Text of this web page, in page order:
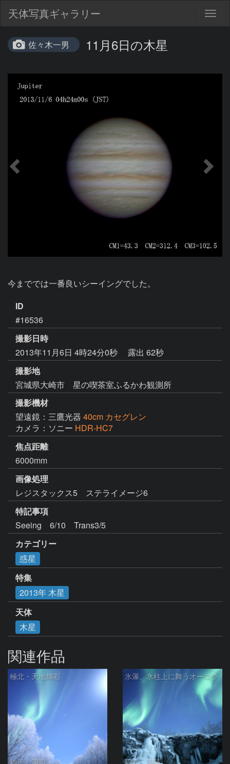
天体写真ギャラリー
佐々木一男 11月6日の木星
今まででは一番良いシーイングでした。
ID
#16536
撮影日時
2013年11月6日 4時24分0秒
露出 62秒
撮影地
宮城県大崎市 星の喫茶室ふるかわ観測所
撮影機材
望遠鏡：三鷹光器 40cm カセグレン
カメラ：ソニー HDR-HC7
焦点距離
6000mm
画像処理
レジスタックス5　ステライメージ6
特記事項
Seeing　6/10　Trans3/5
カテゴリー
惑星
特集
2013年 木星
天体
木星
関連作品
極北・天地輝彩
駒沢 満晴
氷瀑、氷柱上に舞うオーロラ
駒沢 満晴